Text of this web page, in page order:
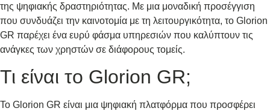
της ψηφιακής δραστηριότητας. Με μια μοναδική προσέγγιση
που συνδυάζει την καινοτομία με τη λειτουργικότητα, το Glorion
GR παρέχει ένα ευρύ φάσμα υπηρεσιών που καλύπτουν τις
ανάγκες των χρηστών σε διάφορους τομείς.
Τι είναι το Glorion GR;
Το Glorion GR είναι μια ψηφιακή πλατφόρμα που προσφέρει